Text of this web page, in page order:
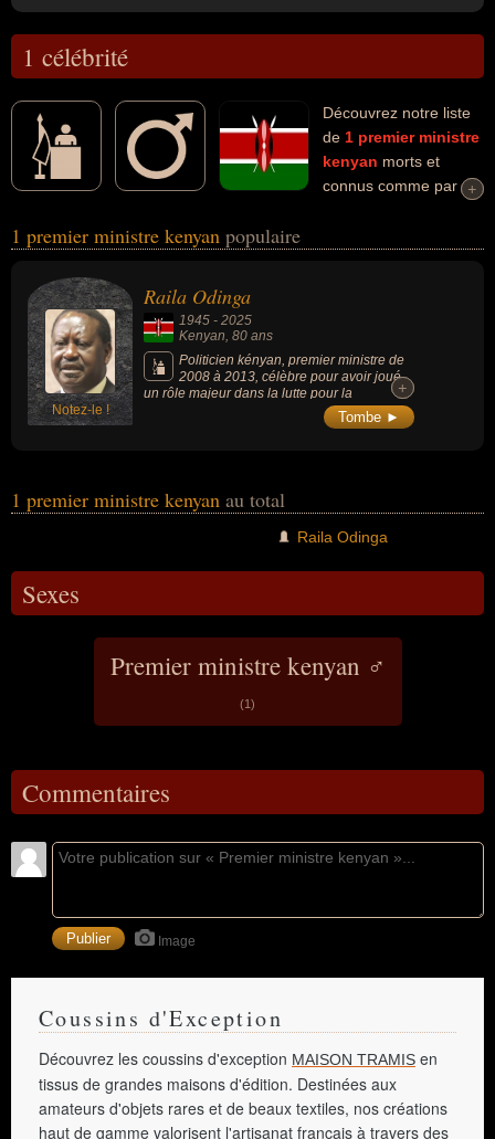
1 célébrité
Découvrez notre liste
de 1 premier ministre
kenyan morts et
connus comme par
peuvent avoir des liens variés dans les domaines de la politique.
politique, ministre ou président d'un parti politique.
+
+
1 premier ministre kenyan populaire
Notez-le !
Raila Odinga
1945 - 2025
Kenyan, 80 ans
Politicien kényan, premier ministre de
2008 à 2013, célèbre pour avoir joué
un rôle majeur dans la lutte pour la
démocratie et le multipartisme au Kenya
dans les années 1980 et 1990, plusieurs fois
l’un des leaders les plus respectés et
controversés du pays.
+
+
Tombe ►
1 premier ministre kenyan au total
Raila Odinga
Sexes
Premier ministre kenyan ♂
(1)
Commentaires
Image
Coussins d'Exception
Découvrez les coussins d'exception MAISON TRAMIS en
tissus de grandes maisons d'édition. Destinées aux
amateurs d'objets rares et de beaux textiles, nos créations
haut de gamme valorisent l'artisanat français à travers des